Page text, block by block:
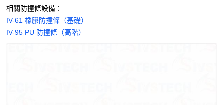
相關防撞條設備：
IV-61 橡膠防撞條（基礎）
IV-95 PU 防撞條（高階）